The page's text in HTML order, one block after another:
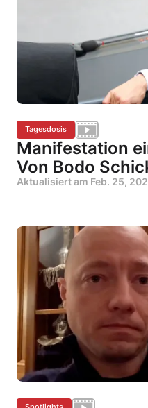
Tagesdosis
Manifestation
Von Bodo
Aktualisiert am Feb. 25,